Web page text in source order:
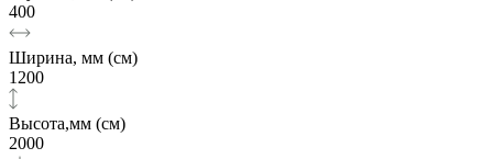
400
Ширина, мм (см)
1200
Высота,мм (см)
2000